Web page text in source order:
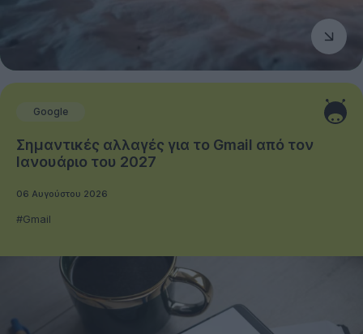
Google
Σημαντικές αλλαγές για το Gmail από τον
Ιανουάριο του 2027
06 Αυγούστου 2026
#Gmail